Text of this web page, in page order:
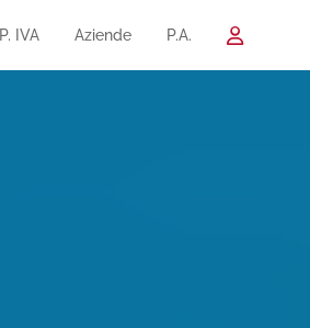
P. IVA Aziende P.A.